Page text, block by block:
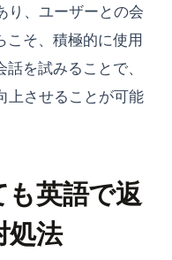
り、ユーザーとの会
こそ、積極的に使用
を試みることで、
上させることが可能
も英語で返
処法